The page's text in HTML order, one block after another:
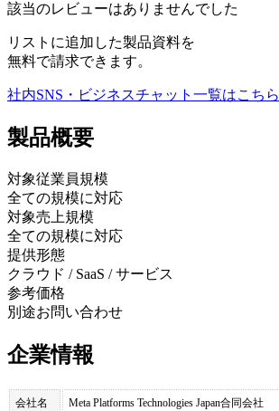
該当のレビューはありませんでした
リストに追加した製品資料を
無料で請求できます。
社内SNS・ビジネスチャット 一覧はこちら
製品概要
対象従業員規模
全ての規模に対応
対象売上規模
全ての規模に対応
提供形態
クラウド / SaaS / サービス
参考価格
別途お問い合わせ
企業情報
会社名 Meta Platforms Technologies Japan合同会社